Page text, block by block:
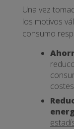
Una vez
los motivos
consumo